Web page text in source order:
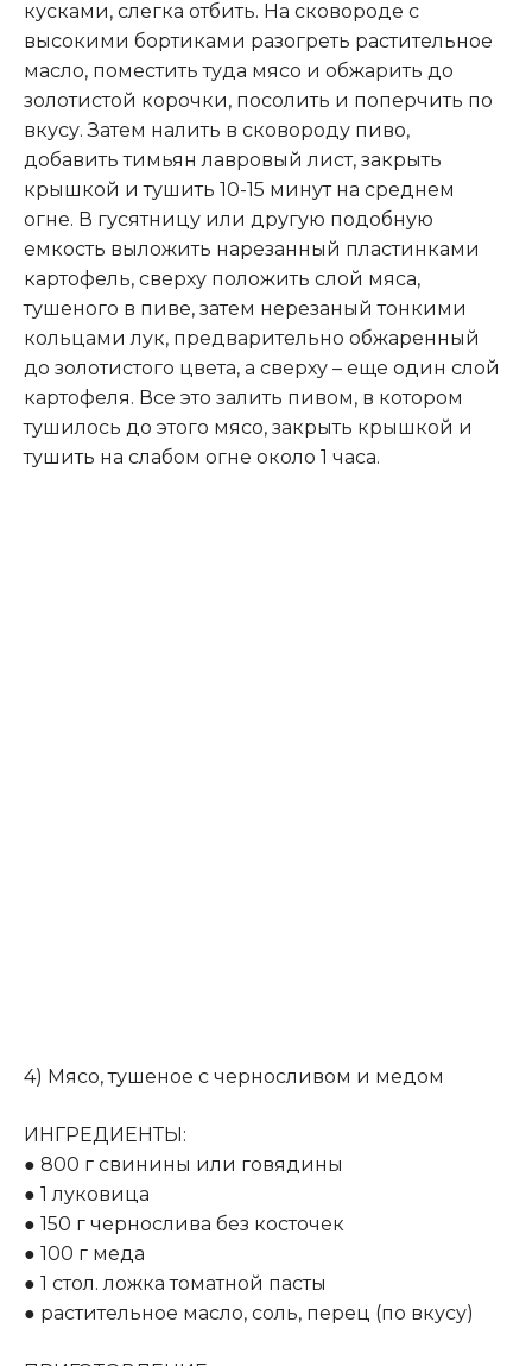
кусками, слегка отбить. На сковороде с
высокими бортиками разогреть растительное
масло, поместить туда мясо и обжарить до
золотистой корочки, посолить и поперчить по
вкусу. Затем налить в сковороду пиво,
добавить тимьян лавровый лист, закрыть
крышкой и тушить 10-15 минут на среднем
огне. В гусятницу или другую подобную
емкость выложить нарезанный пластинками
картофель, сверху положить слой мяса,
тушеного в пиве, затем нерезаный тонкими
кольцами лук, предварительно обжаренный
до золотистого цвета, а сверху – еще один слой
картофеля. Все это залить пивом, в котором
тушилось до этого мясо, закрыть крышкой и
тушить на слабом огне около 1 часа.
4) Мясо, тушеное с черносливом и медом
ИНГРЕДИЕНТЫ:
● 800 г свинины или говядины
● 1 луковица
● 150 г чернослива без косточек
● 100 г меда
● 1 стол. ложка томатной пасты
● растительное масло, соль, перец (по вкусу)